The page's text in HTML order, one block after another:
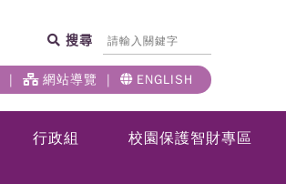
搜尋
網站導覽 ENGLISH
行政組 校園保護智財專區